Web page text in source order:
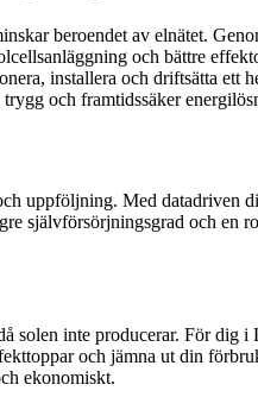
beroendet av elnätet.
och bättre
installera och driftsätta ett
och framtidssäker
uppföljning. Med datadriven
självförsörjningsgrad och en
solen inte producerar. För dig
och jämna ut din
ekonomiskt.